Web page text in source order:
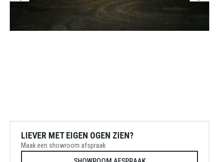
LIEVER MET EIGEN OGEN ZIEN?
Maak een showroom afspraak